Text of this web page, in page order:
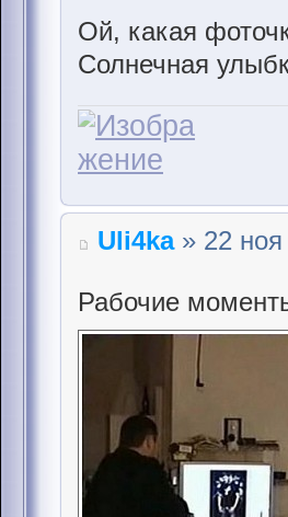
Ой, какая
Солнечная
Uli4ka» 22 ноя
Рабочие